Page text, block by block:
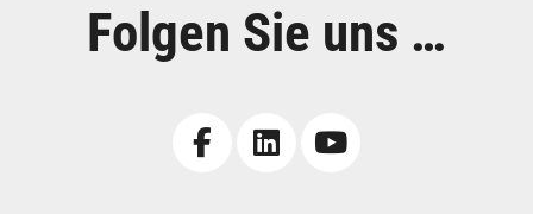
Folgen Sie uns …